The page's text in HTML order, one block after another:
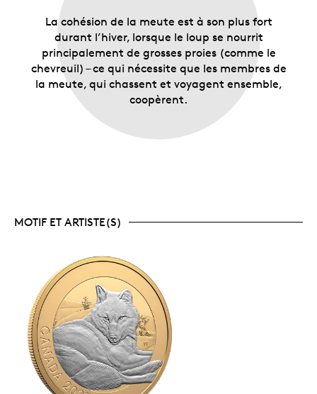
La cohésion de la meute est à son plus fort
durant l’hiver, lorsque le loup se nourrit
principalement de grosses proies (comme le
chevreuil) – ce qui nécessite que les membres de
la meute, qui chassent et voyagent ensemble,
coopèrent.
MOTIF ET ARTISTE(S)